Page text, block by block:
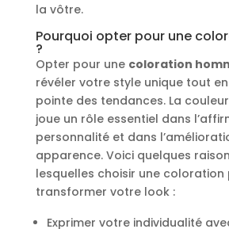
la vôtre.
Pourquoi opter pour une
?
Opter pour une coloration
révéler votre style unique tout
pointe des tendances. La
joue un rôle essentiel dans
personnalité et dans
apparence. Voici quelques
lesquelles choisir une coloration
transformer votre look :
Exprimer votre individualité